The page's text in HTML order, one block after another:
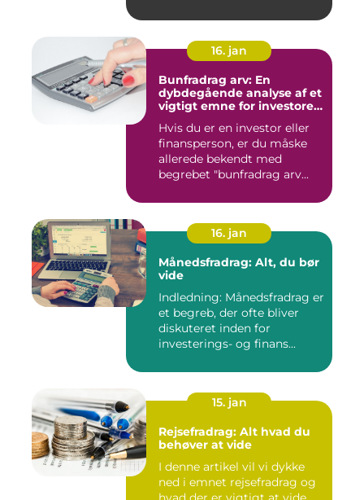
16. jan
Bunfradrag arv: En
dybdegående analyse af et
vigtigt emne for investorer
Hvis du er en investor eller
finansperson, er du måske
allerede bekendt med
begrebet "bunfradrag arv...
16. jan
Månedsfradrag: Alt, du bør
vide
Indledning: Månedsfradrag er
et begreb, der ofte bliver
diskuteret inden for
investerings- og finans...
15. jan
Rejsefradrag: Alt hvad du
behøver at vide
I denne artikel vil vi dykke
ned i emnet rejsefradrag og